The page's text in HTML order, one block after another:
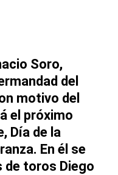
Soro,
del
motivo del
el próximo
Día de la
En él se
de toros Diego